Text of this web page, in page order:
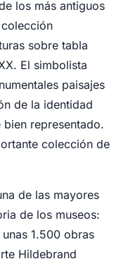
los más antiguos
sobre tabla
El simbolista
paisajes
de la identidad
bien representado.
colección de
de las mayores
de los museos:
1.500 obras
Hildebrand